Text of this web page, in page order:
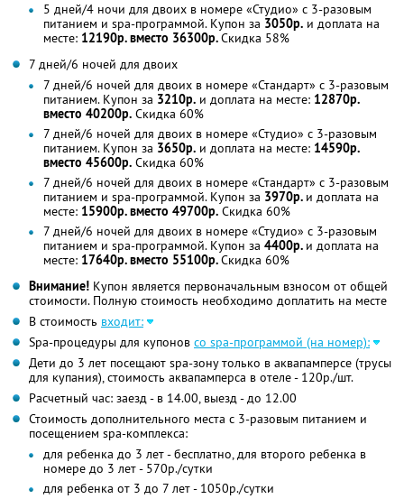
5 дней/4 ночи для двоих в номере «Студио» с 3-разовым
питанием и spa-программой. Купон за 3050р. и доплата на
месте: 12190р. вместо 36300р.Скидка 58%
7 дней/6 ночей для двоих
7 дней/6 ночей для двоих в номере «Стандарт» с 3-разовым
питанием. Купон за 3210р. и доплата на месте: 12870р.
вместо 40200р. Скидка 60%
7 дней/6 ночей для двоих в номере «Студио» с 3-разовым
питанием. Купон за 3650р. и доплата на месте: 14590р.
вместо 45600р. Скидка 60%
7 дней/6 ночей для двоих в номере «Стандарт» с 3-разовым
питанием и spa-программой. Купон за 3970р. и доплата на
месте: 15900р. вместо 49700р. Скидка 60%
7 дней/6 ночей для двоих в номере «Студио» с 3-разовым
питанием и spa-программой. Купон за 4400р. и доплата на
месте: 17640р. вместо 55100р.Скидка 60%
Внимание! Купон является первоначальным взносом от общей
стоимости. Полную стоимость необходимо доплатить на месте
В стоимость входит:
Spa-процедуры для купонов со spa-программой (на номер):
Дети до 3 лет посещают spa-зону только в аквапамперсе (трусы
для купания), стоимость аквапамперса в отеле - 120р./шт.
Расчетный час: заезд - в 14.00, выезд - до 12.00
Стоимость дополнительного места с 3-разовым питанием и
посещением spa-комплекса:
для ребенка до 3 лет - бесплатно, для второго ребенка в
номере до 3 лет - 570р./сутки
для ребенка от 3 до 7 лет - 1050р./сутки